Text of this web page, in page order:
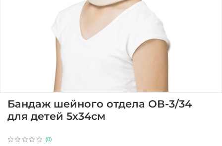
(0)
Бандаж шейного отдела ОВ-3/34
для детей 5х34см